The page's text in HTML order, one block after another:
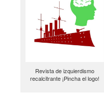
Revista de izquierdismo
recalcitrante ¡Pincha el logo!